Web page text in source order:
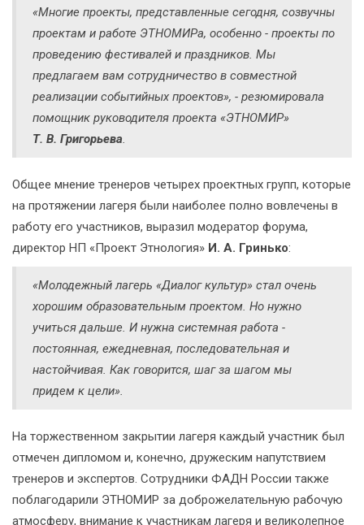
«Многие проекты, представленные сегодня, созвучны
проектам и работе ЭТНОМИРа, особенно - проекты по
проведению фестивалей и праздников. Мы
предлагаем вам сотрудничество в совместной
реализации событийных проектов», - резюмировала
помощник руководителя проекта «ЭТНОМИР»
Т. В. Григорьева
Общее мнение тренеров четырех проектных групп, которые
на протяжении лагеря были наиболее полно вовлечены в
работу его участников, выразил модератор форума,
директор НП «Проект Этнология» И. А. Гринько:
«Молодежный лагерь «Диалог культур» стал очень
хорошим образовательным проектом. Но нужно
учиться дальше. И нужна системная работа -
постоянная, ежедневная, последовательная и
настойчивая. Как говорится, шаг за шагом мы
придем к цели».
На торжественном закрытии лагеря каждый участник был
отмечен дипломом и, конечно, дружеским напутствием
тренеров и экспертов. Сотрудники ФАДН России также
поблагодарили ЭТНОМИР за доброжелательную рабочую
атмосферу, внимание к участникам лагеря и великолепное